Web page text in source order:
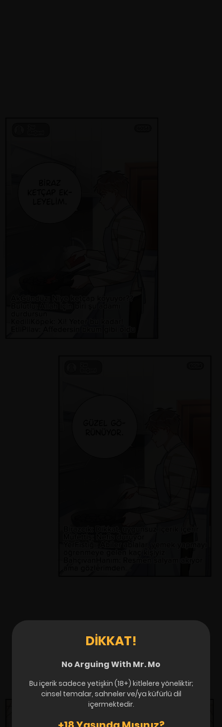
DIKKAT!
No Arguing With Mr. Mo
Bu içerik sadece yetişkin (18+) kitlelere yöneliktir;
cinsel temalar, sahneler ve/ya küfürlü dil
içermektedir.